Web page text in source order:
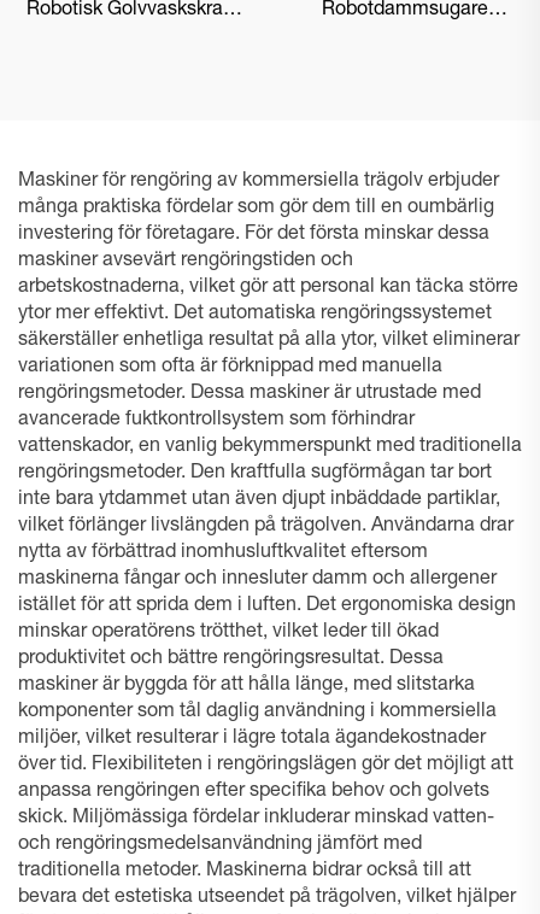
Robotisk Golvvaskskrapa
Robotdammsugare
Maskiner för rengöring av kommersiella trägolv erbjuder
många praktiska fördelar som gör dem till en oumbärlig
investering för företagare. För det första minskar dessa
maskiner avsevärt rengöringstiden och
arbetskostnaderna, vilket gör att personal kan täcka större
ytor mer effektivt. Det automatiska rengöringssystemet
säkerställer enhetliga resultat på alla ytor, vilket eliminerar
variationen som ofta är förknippad med manuella
rengöringsmetoder. Dessa maskiner är utrustade med
avancerade fuktkontrollsystem som förhindrar
vattenskador, en vanlig bekymmerspunkt med traditionella
rengöringsmetoder. Den kraftfulla sugförmågan tar bort
inte bara ytdammet utan även djupt inbäddade partiklar,
vilket förlänger livslängden på trägolven. Användarna drar
nytta av förbättrad inomhusluftkvalitet eftersom
maskinerna fångar och innesluter damm och allergener
istället för att sprida dem i luften. Det ergonomiska design
minskar operatörens trötthet, vilket leder till ökad
produktivitet och bättre rengöringsresultat. Dessa
maskiner är byggda för att hålla länge, med slitstarka
komponenter som tål daglig användning i kommersiella
miljöer, vilket resulterar i lägre totala ägandekostnader
över tid. Flexibiliteten i rengöringslägen gör det möjligt att
anpassa rengöringen efter specifika behov och golvets
skick. Miljömässiga fördelar inkluderar minskad vatten-
och rengöringsmedelsanvändning jämfört med
traditionella metoder. Maskinerna bidrar också till att
bevara det estetiska utseendet på trägolven, vilket hjälper